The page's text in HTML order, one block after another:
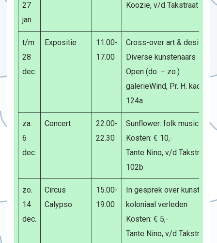
27
jan
Koozie, v/d Takstraat 51
t/m
28
dec.
Expositie
11.00-
17.00
Cross-over art & design
Diverse kunstenaars
Open (do. – zo.)
galerieWind, Pr. H. kade
124a
za.
6
dec.
Concert
22.00-
22.30
Sunflower: folk music
Kosten: € 10,-
Tante Nino, v/d Takstraat
102b
zo.
14
dec.
Circus
Calypso
15.00-
19.00
In gesprek over kunst en
koloniaal verleden
Kosten: € 5,-
Tante Nino, v/d Takstraat